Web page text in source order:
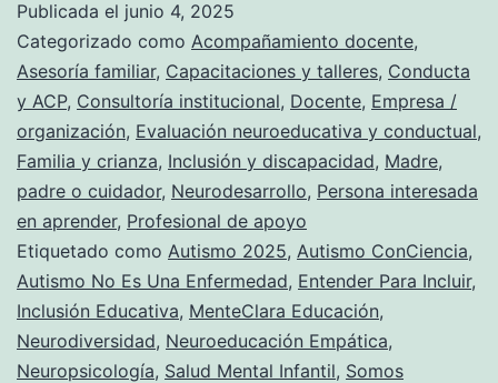
Semana
Nacional
de
los
Derechos
de
las
Personas
en
está
aumentando
el
diagnóstico
de
autismo
en
el
mundo?
Publicada el junio 4, 2025
Categorizado como Acompañamiento docente,
Asesoría familiar, Capacitaciones y talleres, Conducta
y ACP, Consultoría institucional, Docente, Empresa /
organización, Evaluación neuroeducativa y conductual,
Familia y crianza, Inclusión y discapacidad, Madre,
padre o cuidador, Neurodesarrollo, Persona interesada
en aprender, Profesional de apoyo
Etiquetado como Autismo 2025, Autismo ConCiencia,
Autismo No Es Una Enfermedad, Entender Para Incluir,
Inclusión Educativa, MenteClara Educación,
Neurodiversidad, Neuroeducación Empática,
Neuropsicología, Salud Mental Infantil, Somos